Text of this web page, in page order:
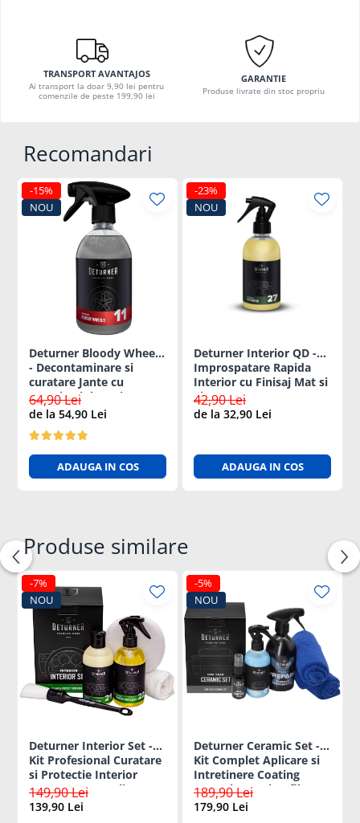
TRANSPORT AVANTAJOS
Ai transport la doar 9,90 lei pentru
comenzile de peste 199,90 lei
GARANTIE
Produse livrate din stoc propriu
Recomandari
-15%
NOU
Deturner Bloody Wheels
- Decontaminare si
curatare Jante cu
Reactie Violeta si pH
Neutru 500ml
64,90 Lei
de la 54,90 Lei
ADAUGA IN COS
-23%
NOU
Deturner Interior QD -
Improspatare Rapida
Interior cu Finisaj Mat si
Siguranta pentru Ecrane
LCD 250ml
42,90 Lei
de la 32,90 Lei
ADAUGA IN COS
Produse similare
-7%
NOU
Deturner Interior Set -
Kit Profesional Curatare
si Protectie Interior
Auto cu Accesorii
Incluse, Finisaj Satinat -
149,90 Lei
139,90 Lei
-5%
NOU
Deturner Ceramic Set -
Kit Complet Aplicare si
Intretinere Coating
Ceramic cu Microfibra
Inclusa, ideal cadou
189,90 Lei
179,90 Lei